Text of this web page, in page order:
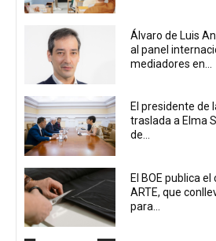
Álvaro de Luis
al panel
mediadores en...
El presidente de
traslada a Elma
de...
El BOE publica
ARTE, que
para...